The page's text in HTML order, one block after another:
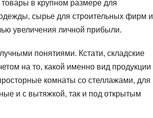
товары в крупном размере для
сырье для строительных фирм и
увеличения личной прибыли.
понятиями. Кстати, складские
на то, какой именно вид продукции
комнаты со стеллажами, для
и с вытяжкой, так и под открытым